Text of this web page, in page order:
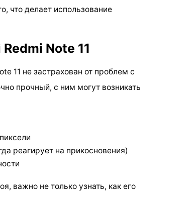
что делает использование
Note 11
11 не застрахован от проблем с
прочный, с ним могут возникать
реагирует на прикосновения)
важно не только узнать, как его